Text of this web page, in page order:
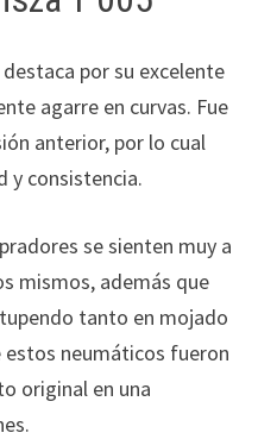
por su excelente
agarre en curvas. Fue
anterior, por lo cual
y consistencia.
se sienten muy a
mismos, además que
tanto en mojado
neumáticos fueron
original en una